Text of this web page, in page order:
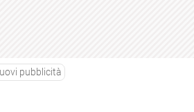
pubblicità